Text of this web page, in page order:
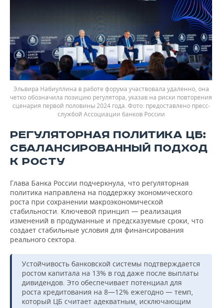
Эльвира Набиуллина в работе форума участвовала удаленно, она
четко обозначила позицию регулятора, указав на риски повторения
сценария первой половины 2024 года.
предоставлено пресс-
службой Ассоциации банков России
РЕГУЛЯТОРНАЯ ПОЛИТИКА ЦБ:
СБАЛАНСИРОВАННЫЙ ПОДХОД
К РОСТУ
Глава Банка России подчеркнула, что регуляторная
политика направлена на поддержку экономического
роста при сохранении макроэкономической
стабильности. Ключевой принцип — реализация
изменений в продуманные и предсказуемые сроки, что
создает стабильные условия для финансирования
реального сектора.
Устойчивость банковской системы подтверждается
ростом капитала на 13% в год даже после выплаты
дивидендов. Это обеспечивает потенциал для
роста кредитования на 8—12% ежегодно — темп,
который ЦБ считает адекватным, исключающим